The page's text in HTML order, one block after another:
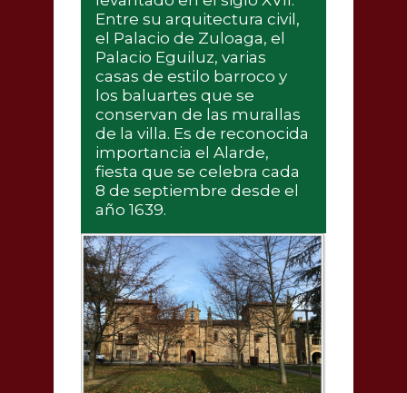
Entre su arquitectura civil,
el Palacio de Zuloaga, el
Palacio Eguiluz, varias
casas de estilo barroco y
los baluartes que se
conservan de las murallas
de la villa. Es de reconocida
importancia el Alarde,
fiesta que se celebra cada
8 de septiembre desde el
año 1639.